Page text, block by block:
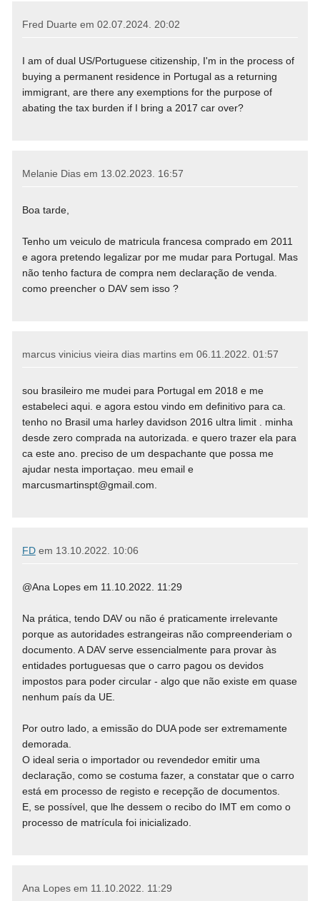
Fred Duarte em 02.07.2024. 20:02
I am of dual US/Portuguese citizenship, I'm in the process of
buying a permanent residence in Portugal as a returning
immigrant, are there any exemptions for the purpose of
abating the tax burden if I bring a 2017 car over?
Melanie Dias em 13.02.2023. 16:57
Boa tarde,
Tenho um veiculo de matricula francesa comprado em 2011
e agora pretendo legalizar por me mudar para Portugal. Mas
não tenho factura de compra nem declaração de venda.
como preencher o DAV sem isso ?
marcus vinicius vieira dias martins em 06.11.2022. 01:57
sou brasileiro me mudei para Portugal em 2018 e me
estabeleci aqui. e agora estou vindo em definitivo para ca.
tenho no Brasil uma harley davidson 2016 ultra limit . minha
desde zero comprada na autorizada. e quero trazer ela para
ca este ano. preciso de um despachante que possa me
ajudar nesta importaçao. meu email e
marcusmartinspt@gmail.com.
FDem 13.10.2022. 10:06
@Ana Lopes em 11.10.2022. 11:29
Na prática, tendo DAV ou não é praticamente irrelevante
porque as autoridades estrangeiras não compreenderiam o
documento. A DAV serve essencialmente para provar às
entidades portuguesas que o carro pagou os devidos
impostos para poder circular - algo que não existe em quase
nenhum país da UE.
Por outro lado, a emissão do DUA pode ser extremamente
demorada.
O ideal seria o importador ou revendedor emitir uma
declaração, como se costuma fazer, a constatar que o carro
está em processo de registo e recepção de documentos.
E, se possível, que lhe dessem o recibo do IMT em como o
processo de matrícula foi inicializado.
Ana Lopes em 11.10.2022. 11:29